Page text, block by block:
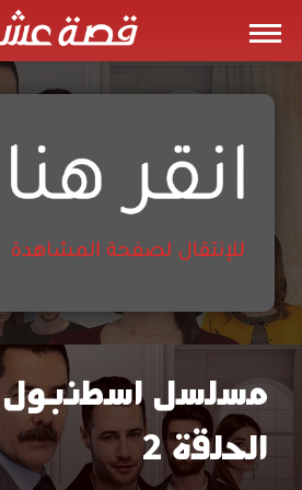
مسلسل
اسطنبول
مسلسل اسطنبول
الحلقة 2